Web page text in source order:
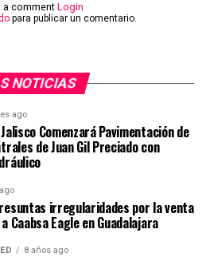
a comment Login
para publicar un comentario.
NOTICIAS
ago
Comenzará Pavimentación de
de Juan Gil Preciado con
irregularidades por la venta
Caabsa Eagle en Guadalajara
8 años ago